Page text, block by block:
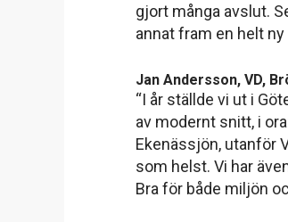
gjort många avslut.
annat fram en helt
Jan Andersson, VD,
“I år ställde vi ut i
av modernt snitt, i
Ekenässjön, utanför
som helst. Vi har
Bra för både miljön